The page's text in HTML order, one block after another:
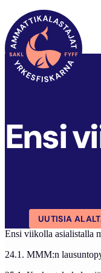
SAKL
Ensi
UUTISIA
Ensi viikolla asialistalla
24.1. MMM:n